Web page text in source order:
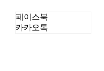
페이스북
카카오톡